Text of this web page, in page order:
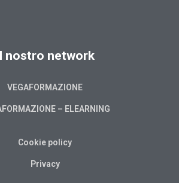
nostro network
VEGAFORMAZIONE
– ELEARNING
Cookie policy
Privacy